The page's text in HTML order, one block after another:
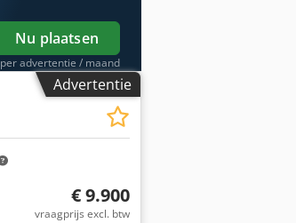
Nu plaatsen
advertentie / maand
Advertentie
€ 9.900
vraagprijs excl. btw